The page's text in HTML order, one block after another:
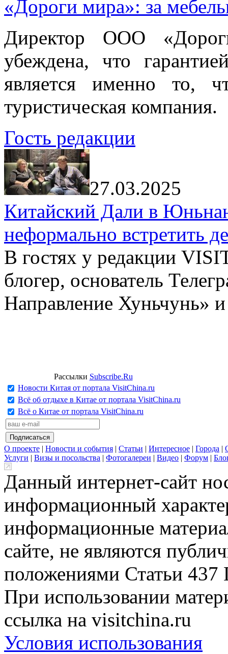
«Дороги мира»: за
Директор ООО
убеждена, что
является именно то,
туристическая компания.
Гость редакции
27.03.2025
Китайский Дали в
неформально встретить
В гостях у редакции
блогер, основатель
Направление Хуньчунь»
Рассылки Subscribe.Ru
Новости Китая от портала VisitChina.ru
Всё об отдыхе в Китае от портала VisitChina.ru
Всё о Китае от портала VisitChina.ru
О проекте | Новости и события | Статьи | Интересное | Города |
Услуги | Визы и посольства | Фотогалереи | Видео | Форум |
Данный интернет-сайт
информационный
информационные
сайте, не являются
положениями Статьи 437
При использовании
ссылка на visitchina.ru
Условия использования